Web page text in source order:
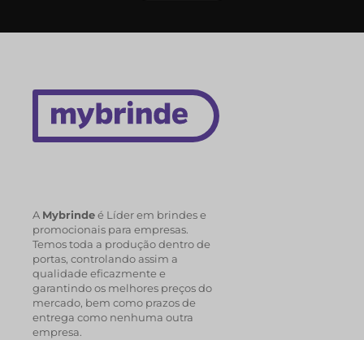
A Mybrindeé Líder em brindes e
promocionais para empresas.
Temos toda a produção dentro de
portas, controlando assim a
qualidade eficazmente e
garantindo os melhores preços do
mercado, bem como prazos de
entrega como nenhuma outra
empresa.